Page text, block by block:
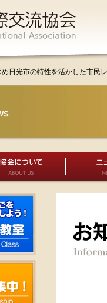
日光市の特性を活かした市民